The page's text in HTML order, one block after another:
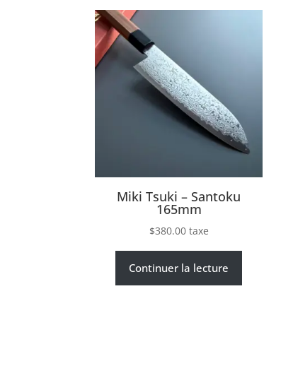
Miki Tsuki – Santoku
165mm
$380.00 taxe
Continuer la lecture